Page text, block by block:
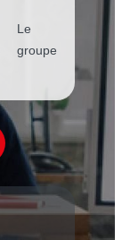
Le
groupe